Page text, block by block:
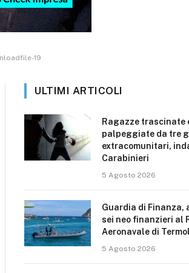
19
ULTIMI ARTICOLI
Ragazze trascinate
palpeggiate da tre
extracomunitari,
Carabinieri
5 Agosto 2026
Guardia di Finanza,
sei neo finanzieri al
Aeronavale di
5 Agosto 2026